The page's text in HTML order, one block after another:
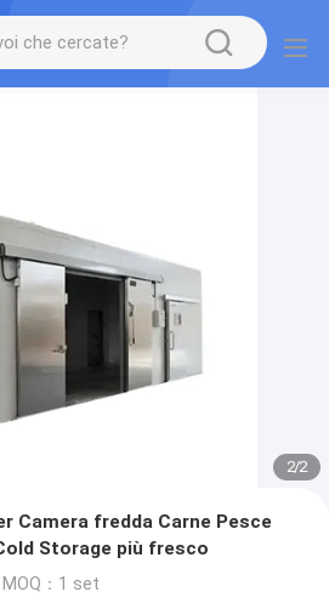
2/2
Camera fredda Carne Pesce
Storage più fresco
MOQ：1 set